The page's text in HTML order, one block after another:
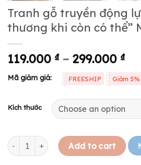
Tranh gỗ truyền động
thương khi còn có thể”
119.000 ₫– 299.000 ₫
Mã giảm giá: FREESHIP Giảm 5%
Kích thước
Tranh gỗ truyền động lực "Hãy yêu
Add to cart